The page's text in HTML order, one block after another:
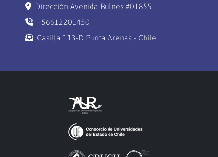
Dirección Avenida Bulnes #01855
+56612201450
Casilla 113-D Punta Arenas - Chile